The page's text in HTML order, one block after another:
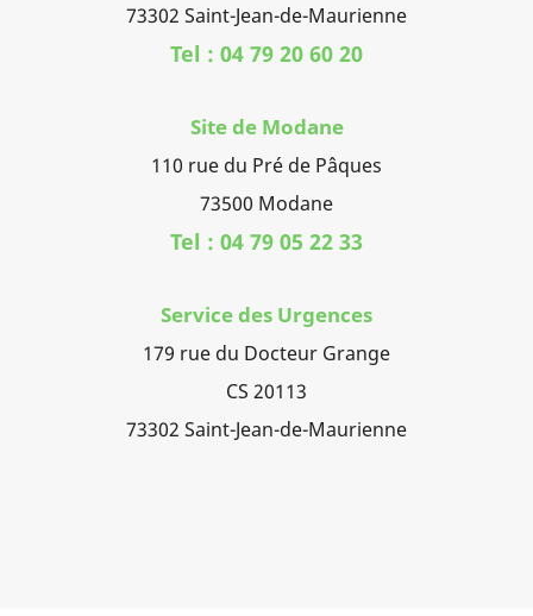
73302 Saint-Jean-de-Maurienne
Tel : 04 79 20 60 20
Site de Modane
110 rue du Pré de Pâques
73500 Modane
Tel : 04 79 05 22 33
Service des Urgences
179 rue du Docteur Grange
CS 20113
73302 Saint-Jean-de-Maurienne